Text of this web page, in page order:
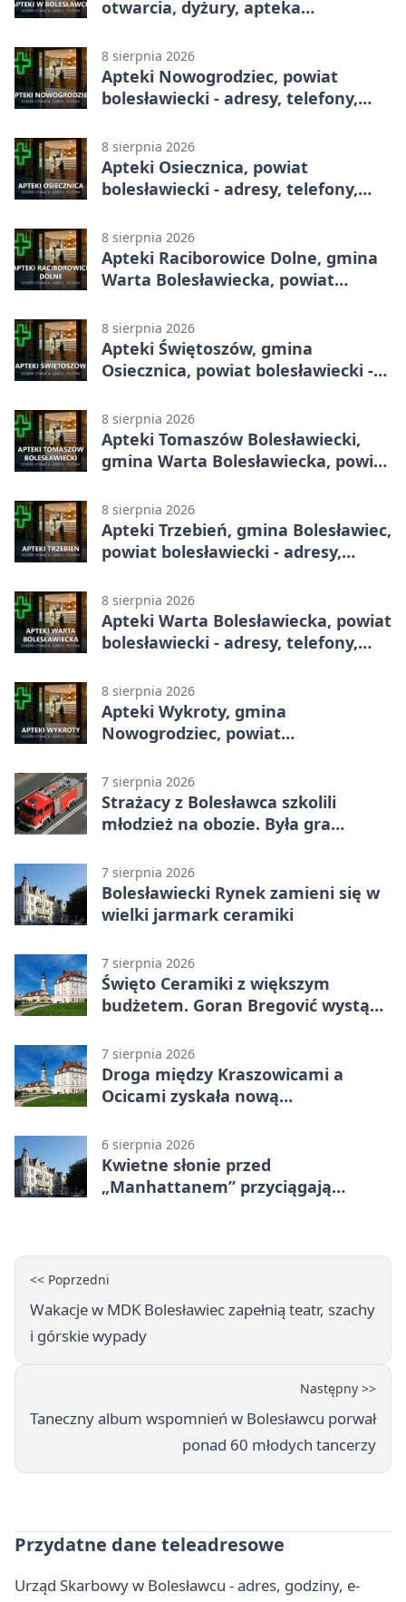
otwarcia, dyżury, apteka
8 sierpnia 2026
Apteki Nowogrodziec, powiat
bolesławiecki - adresy, telefony,
8 sierpnia 2026
Apteki Osiecznica, powiat
bolesławiecki - adresy, telefony,
8 sierpnia 2026
Apteki Raciborowice Dolne, gmina
Warta Bolesławiecka, powiat
godziny otwarcia
8 sierpnia 2026
Apteki Świętoszów, gmina
Osiecznica, powiat bolesławiecki -
8 sierpnia 2026
Apteki Tomaszów Bolesławiecki,
gmina Warta Bolesławiecka, powiat
godziny otwarcia
8 sierpnia 2026
Apteki Trzebień, gmina Bolesławiec,
powiat bolesławiecki - adresy,
8 sierpnia 2026
Apteki Warta Bolesławiecka, powiat
bolesławiecki - adresy, telefony,
8 sierpnia 2026
Apteki Wykroty, gmina
Nowogrodziec, powiat
godziny otwarcia
7 sierpnia 2026
Strażacy z Bolesławca szkolili
młodzież na obozie. Była gra
7 sierpnia 2026
Bolesławiecki Rynek zamieni się w
wielki jarmark ceramiki
7 sierpnia 2026
Święto Ceramiki z większym
budżetem. Goran Bregović wystąpi
7 sierpnia 2026
Droga między Kraszowicami a
Ocicami zyskała nową
6 sierpnia 2026
Kwietne słonie przed
„Manhattanem” przyciągają
<< Poprzedni
Wakacje w MDK Bolesławiec zapełnią teatr, szachy
i górskie wypady
Następny >>
Taneczny album wspomnień w Bolesławcu porwał
ponad 60 młodych tancerzy
Przydatne dane teleadresowe
Urząd Skarbowy w Bolesławcu - adres, godziny, e-